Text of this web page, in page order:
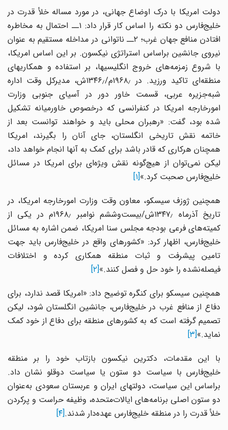
دولت امریکا با درک اوضاع جهانی، در مورد مساله خلأ قدرت در
خلیج‌فارس دو نکته را اساس کار قرار داد: ۱ــ احتمال به مخاطره
افتادن منافع جهان غرب؛ ۲ــ ناتوانی در مداخله مستقیم به عنوان
نیروی جانشین براساس استراتژی نیکسون. بر این اساس امریکا،
با شروع زمزمه‌های خروج انگلیسیها، بر استفاده و همکاریهای
منطقه‌ای تاکید ورزید. در ۱۹۶۸٫م/۱۳۴۶٫ش، مدیرکل وقت اداره
شبه‌جزیره عربی، قسمت خاور دور در آسیای جنوبی وزارت
امورخارجه امریکا در کنفرانسی که درخصوص خاورمیانه تشکیل
شده بود، گفت: «رهبران محلی باید و خواهند توانست بعد از
خاتمه نقش تاریخی انگلستان، جای آنان را بگیرند، امریکا
همچنان هرکاری که قادر باشد برای کمک به آنها انجام خواهد داد،
لیکن نمی‌توان از هیچ‌گونه نقش ویژه‌ای برای امریکا در مسائل
خلیج‌فارس صحبت کرد.»[۱]
همچنین ژوزف سیسکو، معاون وقت وزارت امورخارجه امریکا، در
تاریخ آذرماه ۱۳۴۷٫ش/بیست‌وششم نوامبر ۱۹۶۸٫م در یکی از
کمیته‌های فرعی بودجه مجلس سنا امریکا، ضمن اشاره به مسائل
خلیج‌فارس، اظهار کرد: «کشورهای واقع در خلیج‌فارس باید جهت
تامین پیشرفت و ثبات منطقه همکاری کرده و اختلافات
فیصله‌نشده را خود حل و فصل کنند.»[۲]
همچنین سیسکو برای کنگره توضیح داد: «امریکا قصد ندارد، برای
دفاع از منافع غرب در خلیج‌فارس، جانشین انگلستان شود، لیکن
تصمیم گرفته است که به کشورهای منطقه برای دفاع از خود کمک
نماید.»[۳]
با این مقدمات، دکترین نیکسون بازتاب خود را بر منطقه
خلیج‌فارس با سیاست دو ستون یا سیاست دوقلو نشان داد.
براساس این سیاست، دولتهای ایران و عربستان سعودی به‌عنوان
دو ستون اصلی برنامه‌های ایالات‌متحده، وظیفه حراست و پرکردن
خلأ قدرت را در منطقه خلیج‌فارس عهده‌دار شدند.[۴]